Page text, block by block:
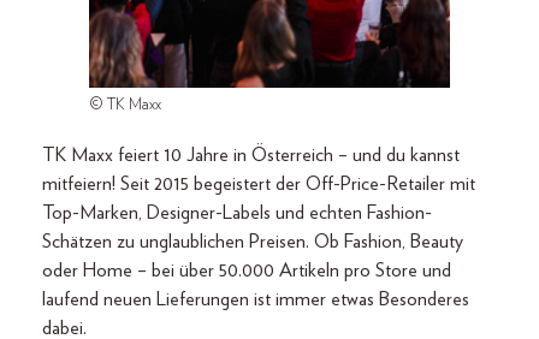
© TK Maxx
TK Maxx feiert 10 Jahre in Österreich – und du kannst
mitfeiern! Seit 2015 begeistert der Off-Price-Retailer mit
Top-Marken, Designer-Labels und echten Fashion-
Schätzen zu unglaublichen Preisen. Ob Fashion, Beauty
oder Home – bei über 50.000 Artikeln pro Store und
laufend neuen Lieferungen ist immer etwas Besonderes
dabei.